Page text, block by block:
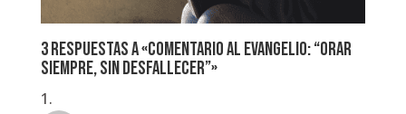
3 respuestas a «Comentario al Evangelio: “Orar
siempre, sin desfallecer”»